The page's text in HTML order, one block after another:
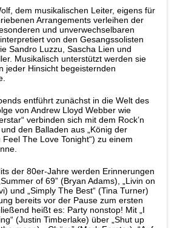
dem musikalischen Leiter, eigens für
Arrangements verleihen der
und unverwechselbaren
von den Gesangssolisten
Sandro Luzzu, Sascha Lien und
Musikalisch unterstützt werden sie
jeder Hinsicht begeisternden
entführt zunächst in die Welt des
von Andrew Lloyd Webber wie
verbinden sich mit dem Rock’n
und den Balladen aus „König der
Feel The Love Tonight“) zu einem
der 80er-Jahre werden Erinnerungen
of 69” (Bryan Adams), „Livin on
und „Simply The Best“ (Tina Turner)
bereits vor der Pause zum ersten
heißt es: Party nonstop! Mit „I
(Justin Timberlake) über „Shut up